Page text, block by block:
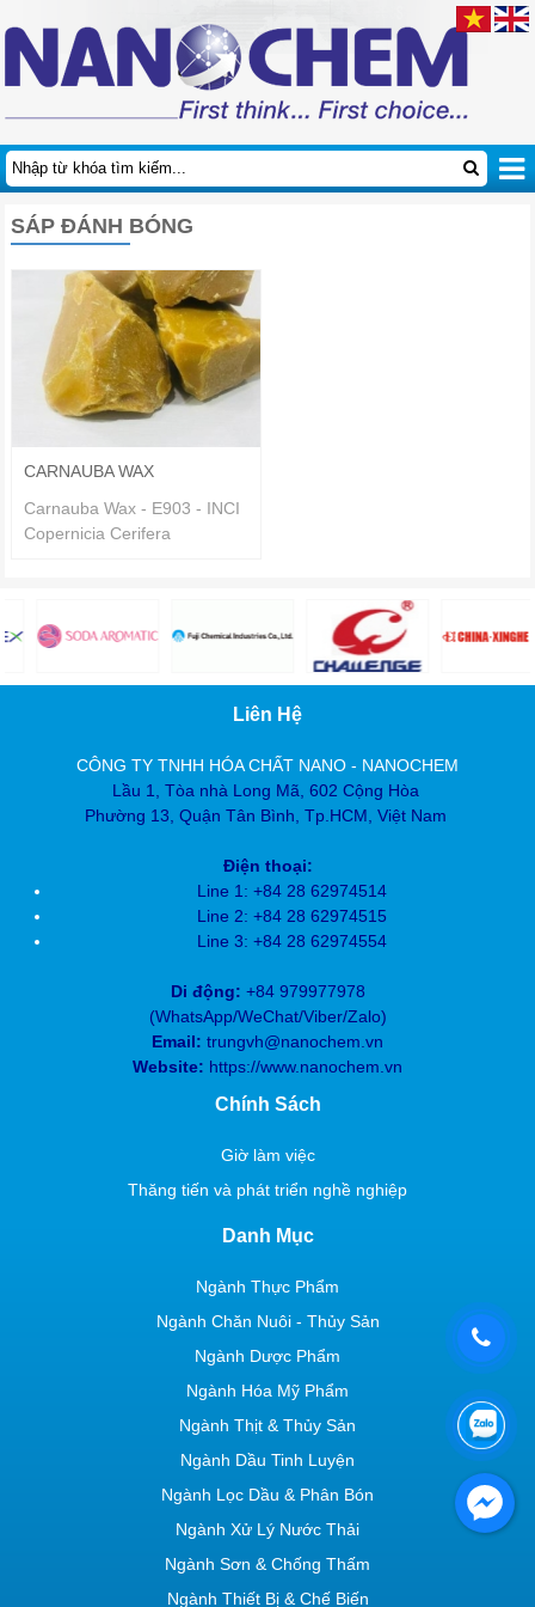
SÁP ĐÁNH BÓNG
CARNAUBA WAX
Carnauba Wax - E903 - INCI
Copernicia Cerifera
Liên Hệ
CÔNG TY TNHH HÓA CHẤT NANO - NANOCHEM
Lầu 1, Tòa nhà Long Mã, 602 Cộng Hòa
Phường 13, Quận Tân Bình, Tp.HCM, Việt Nam
Điện thoại:
Line 1: +84 28 62974514
Line 2: +84 28 62974515
Line 3: +84 28 62974554
Di động: +84 979977978
(WhatsApp/WeChat/Viber/Zalo)
Email: trungvh@nanochem.vn
Website: https://www.nanochem.vn
Chính Sách
Giờ làm việc
Thăng tiến và phát triển nghề nghiệp
Danh Mục
Ngành Thực Phẩm
Ngành Chăn Nuôi - Thủy Sản
Ngành Dược Phẩm
Ngành Hóa Mỹ Phẩm
Ngành Thịt & Thủy Sản
Ngành Dầu Tinh Luyện
Ngành Lọc Dầu & Phân Bón
Ngành Xử Lý Nước Thải
Ngành Sơn & Chống Thấm
Ngành Thiết Bị & Chế Biến